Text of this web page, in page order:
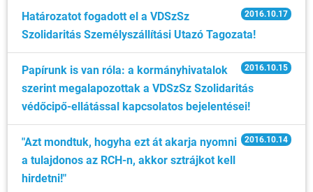
2016.10.17
Határozatot fogadott el a VDSzSz
Szolidaritás Személyszállítási Utazó Tagozata!
2016.10.15
Papírunk is van róla: a kormányhivatalok
szerint megalapozottak a VDSzSz Szolidaritás
védőcipő-ellátással kapcsolatos bejelentései!
2016.10.14
"Azt mondtuk, hogyha ezt át akarja nyomni
a tulajdonos az RCH-n, akkor sztrájkot kell
hirdetni!"